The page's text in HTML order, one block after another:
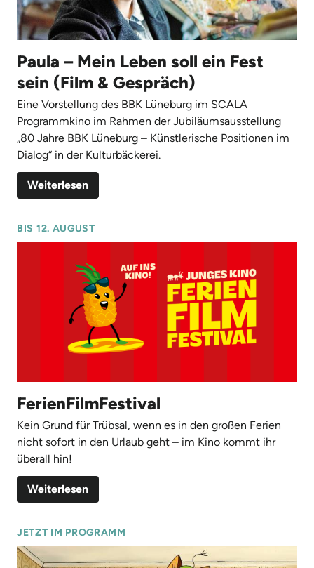
Paula – Mein Leben soll ein Fest
sein (Film & Gespräch)
Eine Vorstellung des BBK Lüneburg im SCALA
Programmkino im Rahmen der Jubiläumsausstellung
„80 Jahre BBK Lüneburg – Künstlerische Positionen im
Dialog“ in der Kulturbäckerei.
Weiterlesen
BIS 12. AUGUST
FerienFilmFestival
Kein Grund für Trübsal, wenn es in den großen Ferien
nicht sofort in den Urlaub geht – im Kino kommt ihr
überall hin!
Weiterlesen
JETZT IM PROGRAMM